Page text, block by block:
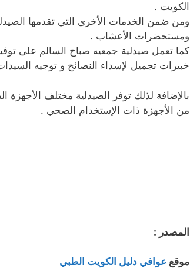
الكويت .
ومن ضمن الخدمات الأخرى التي تقدمها
ومستحضرات الأعشاب .
كما تعمل صيدلية جمعيه صباح السالم على
خبيرات تجميل لإسداء النصائح و توجيه
بالإضافة لذلك توفر الصيدلية مختلف
من الأجهزة ذات الإستخدام الصحي .
المصدر :
موقع عوافي دليل الكويت الطبي